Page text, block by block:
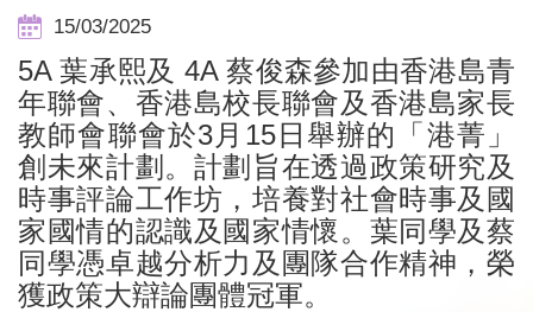
15/03/2025
5A 葉承熙及 4A 蔡俊森參加由香港島青
年聯會、香港島校長聯會及香港島家長
教師會聯會於3月15日舉辦的「港菁」
創未來計劃。計劃旨在透過政策研究及
時事評論工作坊，培養對社會時事及國
家國情的認識及國家情懷。葉同學及蔡
同學憑卓越分析力及團隊合作精神，榮
獲政策大辯論團體冠軍。